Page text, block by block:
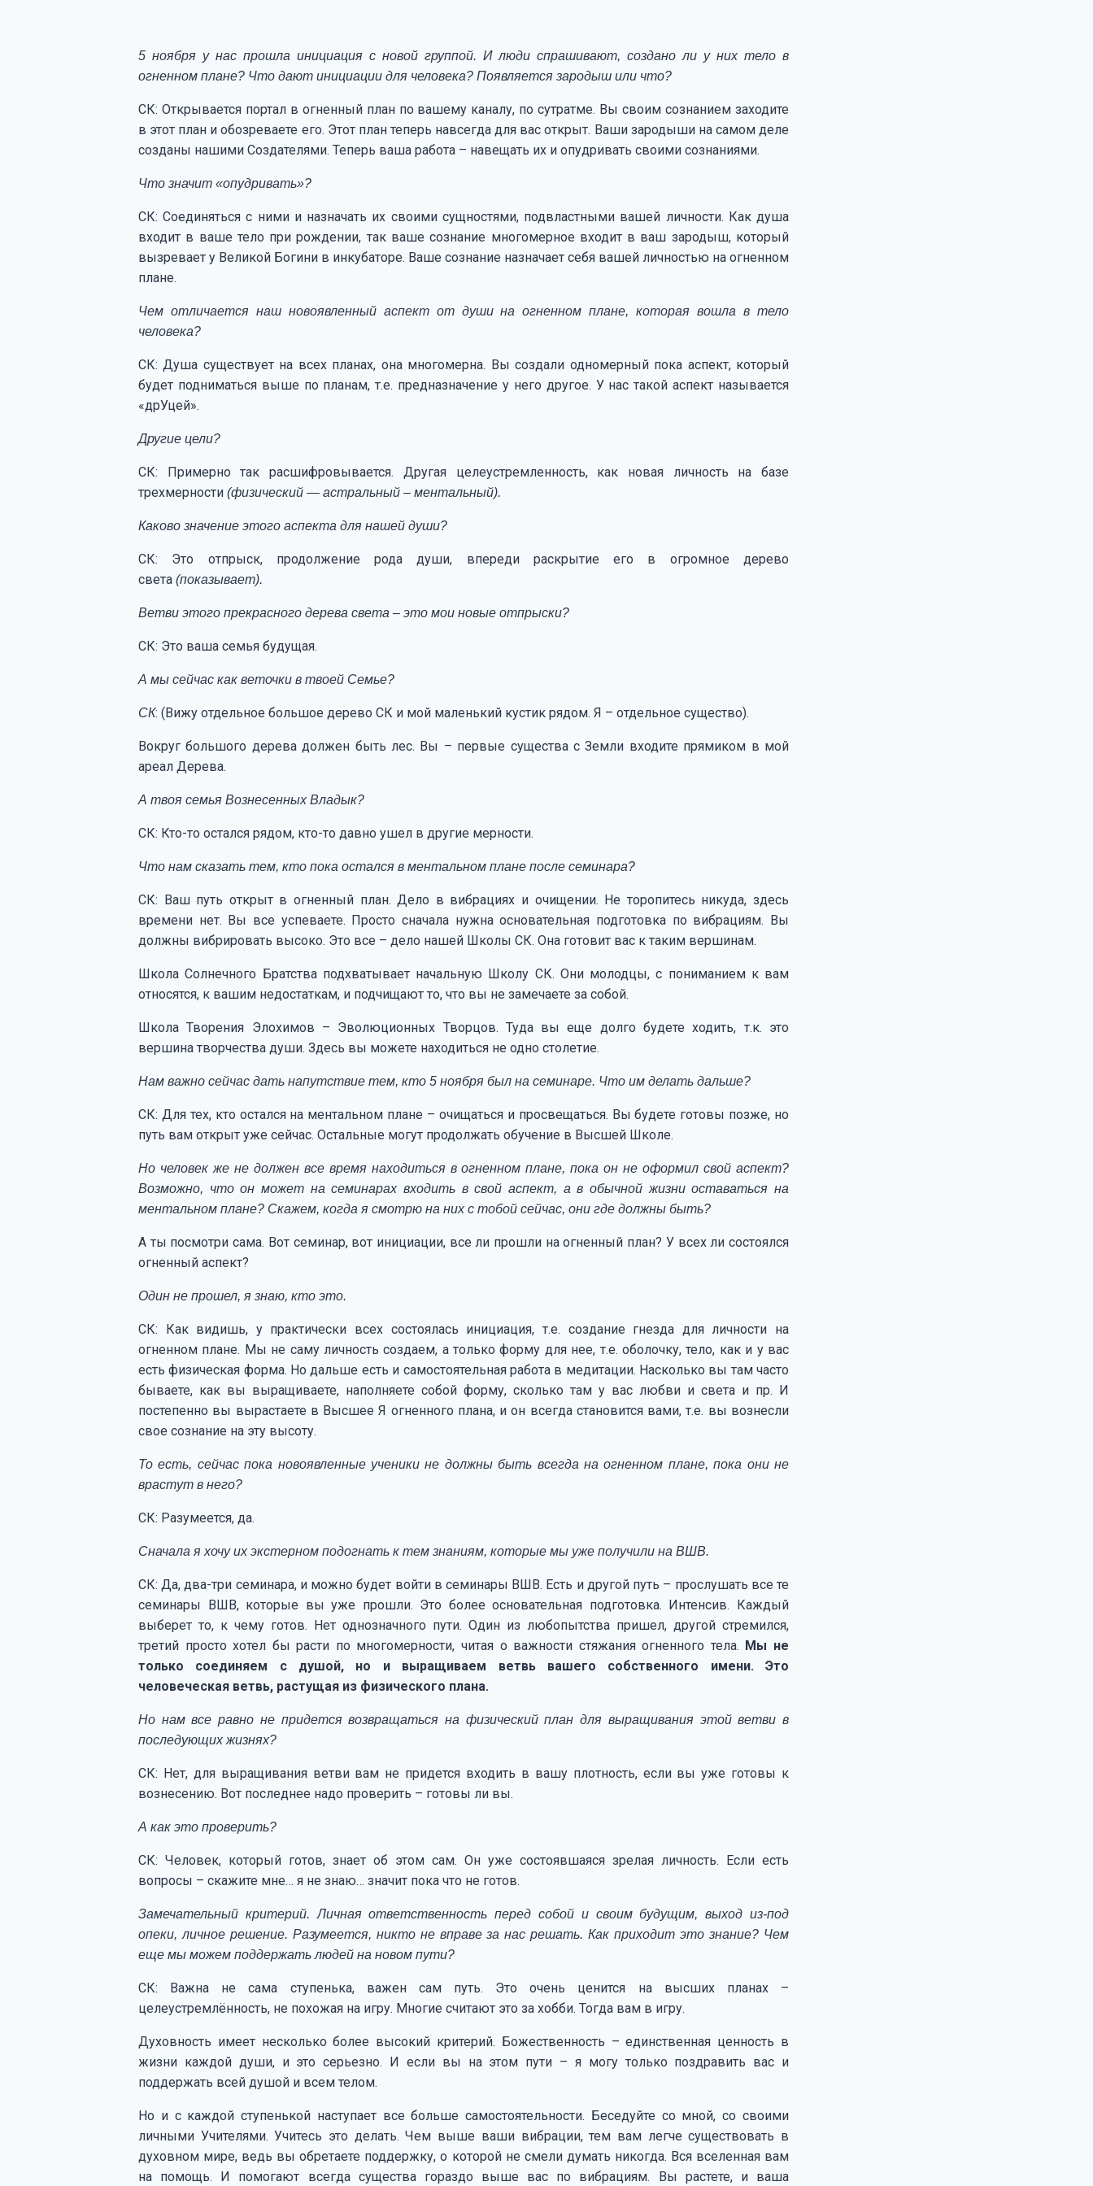
5 ноября у нас прошла инициация с новой группой. И люди спрашивают, создано ли у них тело в
огненном плане? Что дают инициации для человека? Появляется зародыш или что?
СК: Открывается портал в огненный план по вашему каналу, по сутратме. Вы своим сознанием заходите
в этот план и обозреваете его. Этот план теперь навсегда для вас открыт. Ваши зародыши на самом деле
созданы нашими Создателями. Теперь ваша работа – навещать их и опудривать своими сознаниями.
Что значит «опудривать»?
СК: Соединяться с ними и назначать их своими сущностями, подвластными вашей личности. Как душа
входит в ваше тело при рождении, так ваше сознание многомерное входит в ваш зародыш, который
вызревает у Великой Богини в инкубаторе. Ваше сознание назначает себя вашей личностью на огненном
плане.
Чем отличается наш новоявленный аспект от души на огненном плане, которая вошла в тело
человека?
СК: Душа существует на всех планах, она многомерна. Вы создали одномерный пока аспект, который
будет подниматься выше по планам, т.е. предназначение у него другое. У нас такой аспект называется
«дрУцей».
Другие цели?
СК: Примерно так расшифровывается. Другая целеустремленность, как новая личность на базе
трехмерности (физический — астральный – ментальный).
Каково значение этого аспекта для нашей души?
СК: Это отпрыск, продолжение рода души, впереди раскрытие его в огромное дерево
света (показывает).
Ветви этого прекрасного дерева света – это мои новые отпрыски?
СК: Это ваша семья будущая.
А мы сейчас как веточки в твоей Семье?
СК: (Вижу отдельное большое дерево СК и мой маленький кустик рядом. Я – отдельное существо).
Вокруг большого дерева должен быть лес. Вы – первые существа с Земли входите прямиком в мой
ареал Дерева.
А твоя семья Вознесенных Владык?
СК: Кто-то остался рядом, кто-то давно ушел в другие мерности.
Что нам сказать тем, кто пока остался в ментальном плане после семинара?
СК: Ваш путь открыт в огненный план. Дело в вибрациях и очищении. Не торопитесь никуда, здесь
времени нет. Вы все успеваете. Просто сначала нужна основательная подготовка по вибрациям. Вы
должны вибрировать высоко. Это все – дело нашей Школы СК. Она готовит вас к таким вершинам.
Школа Солнечного Братства подхватывает начальную Школу СК. Они молодцы, с пониманием к вам
относятся, к вашим недостаткам, и подчищают то, что вы не замечаете за собой.
Школа Творения Элохимов – Эволюционных Творцов. Туда вы еще долго будете ходить, т.к. это
вершина творчества души. Здесь вы можете находиться не одно столетие.
Нам важно сейчас дать напутствие тем, кто 5 ноября был на семинаре. Что им делать дальше?
СК: Для тех, кто остался на ментальном плане – очищаться и просвещаться. Вы будете готовы позже, но
путь вам открыт уже сейчас. Остальные могут продолжать обучение в Высшей Школе.
Но человек же не должен все время находиться в огненном плане, пока он не оформил свой аспект?
Возможно, что он может на семинарах входить в свой аспект, а в обычной жизни оставаться на
ментальном плане? Скажем, когда я смотрю на них с тобой сейчас, они где должны быть?
А ты посмотри сама. Вот семинар, вот инициации, все ли прошли на огненный план? У всех ли состоялся
огненный аспект?
Один не прошел, я знаю, кто это.
СК: Как видишь, у практически всех состоялась инициация, т.е. создание гнезда для личности на
огненном плане. Мы не саму личность создаем, а только форму для нее, т.е. оболочку, тело, как и у вас
есть физическая форма. Но дальше есть и самостоятельная работа в медитации. Насколько вы там часто
бываете, как вы выращиваете, наполняете собой форму, сколько там у вас любви и света и пр. И
постепенно вы вырастаете в Высшее Я огненного плана, и он всегда становится вами, т.е. вы вознесли
свое сознание на эту высоту.
То есть, сейчас пока новоявленные ученики не должны быть всегда на огненном плане, пока они не
врастут в него?
СК: Разумеется, да.
Сначала я хочу их экстерном подогнать к тем знаниям, которые мы уже получили на ВШВ.
СК: Да, два-три семинара, и можно будет войти в семинары ВШВ. Есть и другой путь – прослушать все те
семинары ВШВ, которые вы уже прошли. Это более основательная подготовка. Интенсив. Каждый
выберет то, к чему готов. Нет однозначного пути. Один из любопытства пришел, другой стремился,
третий просто хотел бы расти по многомерности, читая о важности стяжания огненного тела. Мы не
только соединяем с душой, но и выращиваем ветвь вашего собственного имени. Это
человеческая ветвь, растущая из физического плана.
Но нам все равно не придется возвращаться на физический план для выращивания этой ветви в
последующих жизнях?
СК: Нет, для выращивания ветви вам не придется входить в вашу плотность, если вы уже готовы к
вознесению. Вот последнее надо проверить – готовы ли вы.
А как это проверить?
СК: Человек, который готов, знает об этом сам. Он уже состоявшаяся зрелая личность. Если есть
вопросы – скажите мне… я не знаю… значит пока что не готов.
Замечательный критерий. Личная ответственность перед собой и своим будущим, выход из-под
опеки, личное решение. Разумеется, никто не вправе за нас решать. Как приходит это знание? Чем
еще мы можем поддержать людей на новом пути?
СК: Важна не сама ступенька, важен сам путь. Это очень ценится на высших планах –
целеустремлённость, не похожая на игру. Многие считают это за хобби. Тогда вам в игру.
Духовность имеет несколько более высокий критерий. Божественность – единственная ценность в
жизни каждой души, и это серьезно. И если вы на этом пути – я могу только поздравить вас и
поддержать всей душой и всем телом.
Но и с каждой ступенькой наступает все больше самостоятельности. Беседуйте со мной, со своими
личными Учителями. Учитесь это делать. Чем выше ваши вибрации, тем вам легче существовать в
духовном мире, ведь вы обретаете поддержку, о которой не смели думать никогда. Вся вселенная вам
на помощь. И помогают всегда существа гораздо выше вас по вибрациям. Вы растете, и ваша